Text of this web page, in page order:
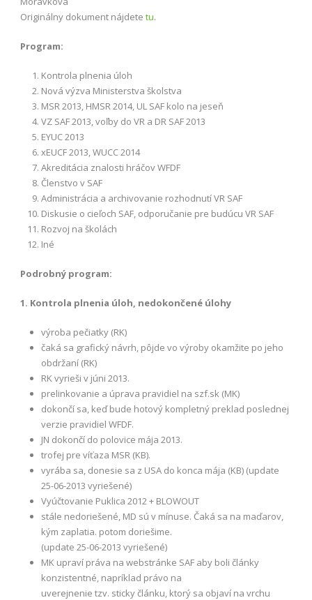
Originálny dokument nájdete tu.
Program:
Kontrola plnenia úloh
Nová výzva Ministerstva školstva
MSR 2013, HMSR 2014, UL SAF kolo na jeseň
VZ SAF 2013, voľby do VR a DR SAF 2013
EYUC 2013
xEUCF 2013, WUCC 2014
Akreditácia znalosti hráčov WFDF
Členstvo v SAF
Administrácia a archivovanie rozhodnutí VR SAF
Diskusie o cieľoch SAF, odporučanie pre budúcu VR SAF
Rozvoj na školách
Iné
Podrobný program:
1. Kontrola plnenia úloh, nedokončené úlohy
výroba pečiatky (RK)
čaká sa grafický návrh, pôjde vo výroby okamžite po jeho
obdržaní (RK)
RK vyrieši v júni 2013.
prelinkovanie a úprava pravidiel na szf.sk (MK)
dokončí sa, keď bude hotový kompletný preklad poslednej
verzie pravidiel WFDF.
JN dokončí do polovice mája 2013.
trofej pre víťaza MSR (KB).
vyrába sa, donesie sa z USA do konca mája (KB) (update
25-06-2013 vyriešené)
Vyúčtovanie Puklica 2012 + BLOWOUT
stále nedoriešené, MD sú v mínuse. Čaká sa na maďarov,
kým zaplatia. potom doriešime.
(update 25-06-2013 vyriešené)
MK upraví práva na webstránke SAF aby boli články
konzistentné, napríklad právo na
uverejnenie tzv. sticky článku, ktorý sa objaví na vrchu